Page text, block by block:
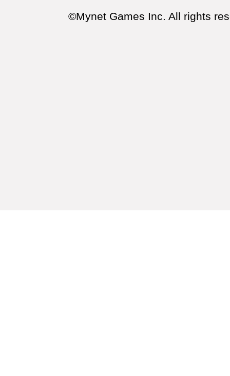
©Mynet Games Inc. All rights